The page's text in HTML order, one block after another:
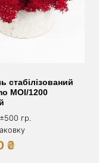
стабілізований
MOI/1200
гр.
₴